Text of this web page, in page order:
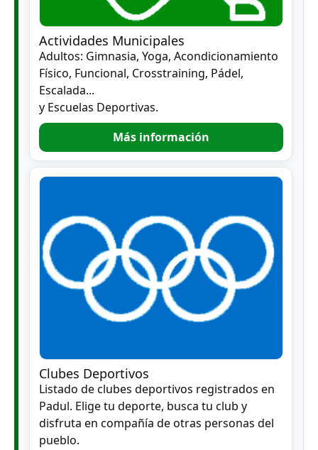
Actividades Municipales
Adultos: Gimnasia, Yoga, Acondicionamiento
Físico, Funcional, Crosstraining, Pádel,
Escalada...
y Escuelas Deportivas.
Más información
Clubes Deportivos
Listado de clubes deportivos registrados en
Padul. Elige tu deporte, busca tu club y
disfruta en compañía de otras personas del
pueblo.